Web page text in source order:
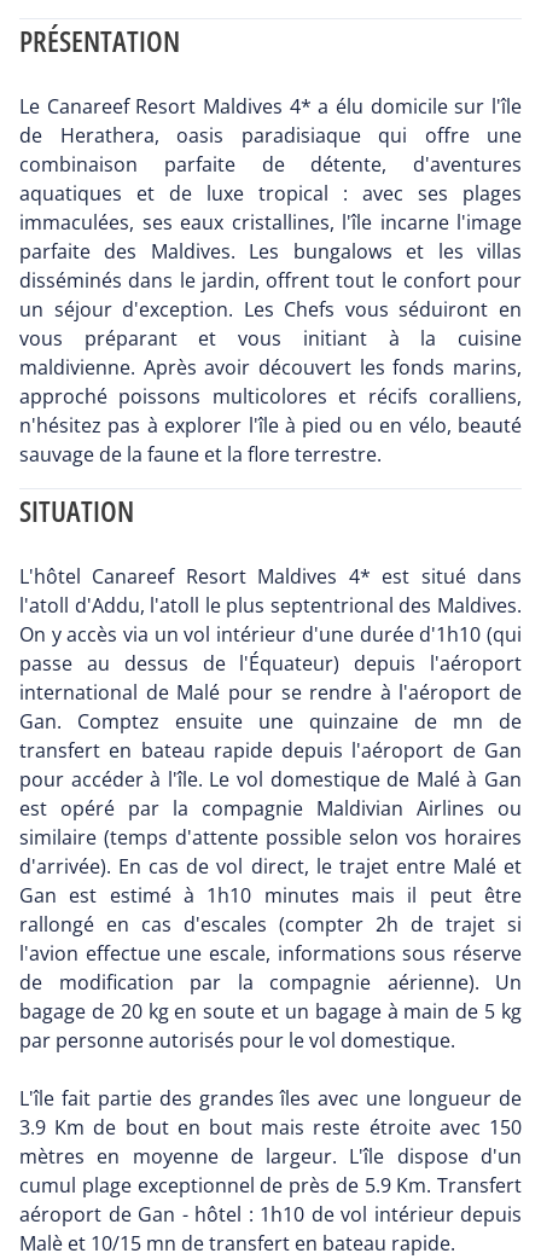
PRÉSENTATION
Le Canareef Resort Maldives 4* a élu domicile sur l'île
de Herathera, oasis paradisiaque qui offre une
combinaison parfaite de détente, d'aventures
aquatiques et de luxe tropical : avec ses plages
immaculées, ses eaux cristallines, l'île incarne l'image
parfaite des Maldives. Les bungalows et les villas
disséminés dans le jardin, offrent tout le confort pour
un séjour d'exception. Les Chefs vous séduiront en
vous préparant et vous initiant à la cuisine
maldivienne. Après avoir découvert les fonds marins,
approché poissons multicolores et récifs coralliens,
n'hésitez pas à explorer l'île à pied ou en vélo, beauté
sauvage de la faune et la flore terrestre.
SITUATION
L'hôtel Canareef Resort Maldives 4* est situé dans
l'atoll d'Addu, l'atoll le plus septentrional des Maldives.
On y accès via un vol intérieur d'une durée d'1h10 (qui
passe au dessus de l'Équateur) depuis l'aéroport
international de Malé pour se rendre à l'aéroport de
Gan. Comptez ensuite une quinzaine de mn de
transfert en bateau rapide depuis l'aéroport de Gan
pour accéder à l'île. Le vol domestique de Malé à Gan
est opéré par la compagnie Maldivian Airlines ou
similaire (temps d'attente possible selon vos horaires
d'arrivée). En cas de vol direct, le trajet entre Malé et
Gan est estimé à 1h10 minutes mais il peut être
rallongé en cas d'escales (compter 2h de trajet si
l'avion effectue une escale, informations sous réserve
de modification par la compagnie aérienne). Un
bagage de 20 kg en soute et un bagage à main de 5 kg
par personne autorisés pour le vol domestique.
L'île fait partie des grandes îles avec une longueur de
3.9 Km de bout en bout mais reste étroite avec 150
mètres en moyenne de largeur. L'île dispose d'un
cumul plage exceptionnel de près de 5.9 Km. Transfert
aéroport de Gan - hôtel : 1h10 de vol intérieur depuis
Malè et 10/15 mn de transfert en bateau rapide.